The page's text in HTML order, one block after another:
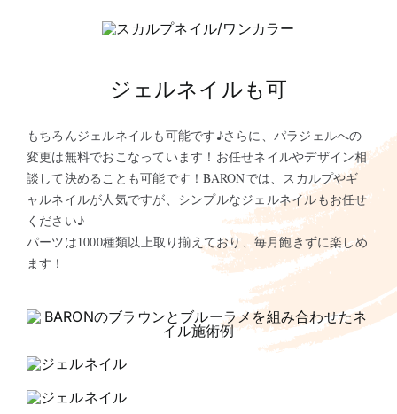
ジェルネイルも可
もちろんジェルネイルも可能です♪さらに、パラジェルへの
変更は無料でおこなっています！お任せネイルやデザイン相
談して決めることも可能です！BARONでは、スカルプやギ
ャルネイルが人気ですが、シンプルなジェルネイルもお任せ
ください♪
パーツは1000種類以上取り揃えており、毎月飽きずに楽しめ
ます！